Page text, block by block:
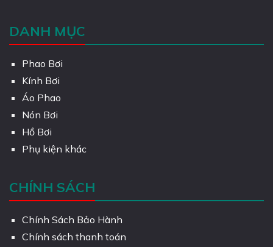
DANH MỤC
Phao Bơi
Kính Bơi
Áo Phao
Nón Bơi
Hồ Bơi
Phụ kiện khác
CHÍNH SÁCH
Chính Sách Bảo Hành
Chính sách thanh toán